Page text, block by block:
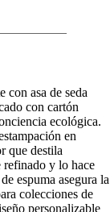
con asa de seda
con cartón
ecológica.
en
que destila
refinado y lo hace
espuma asegura la
colecciones de
personalizable